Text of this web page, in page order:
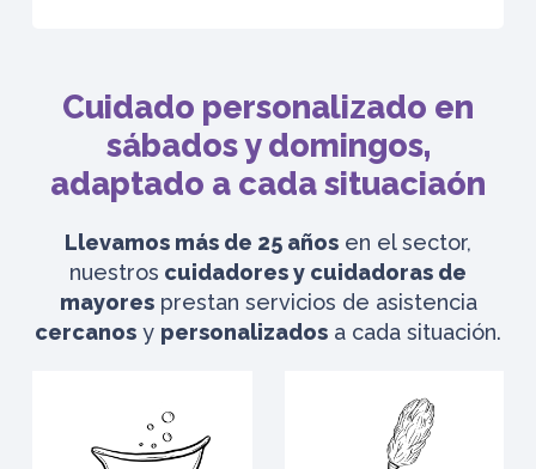
Cuidado personalizado en
sábados y domingos,
adaptado a cada situaciaón
Llevamos más de 25 años en el sector,
nuestros cuidadores y cuidadoras de
mayoresprestan servicios de asistencia
cercanos y personalizados a cada situación.